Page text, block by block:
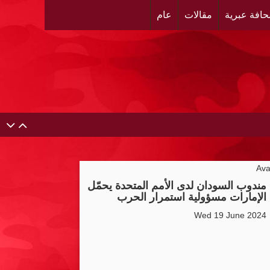
عبرية مقالات عام
عن ألتهاب الكبد وتوزّع بروشورات توعوية على سيدات
العرقي والتهجير في مخيمات شمال الضفة ، وإعادة تشكيل
مندوب السودان لدى الأمم المتحدة يحمّل
الإمارات مسؤولية استمرار الحرب
Wed 19 June 2024